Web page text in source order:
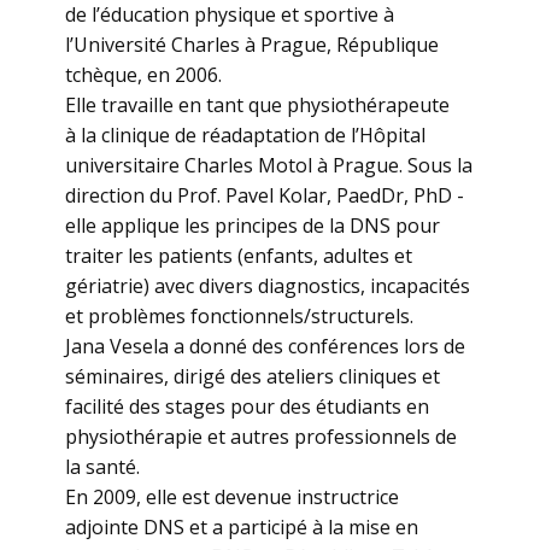
de l’éducation physique et sportive à
l’Université Charles à Prague, République
tchèque, en 2006.
Elle travaille en tant que physiothérapeute
à la clinique de réadaptation de l’Hôpital
universitaire Charles Motol à Prague. Sous la
direction du Prof. Pavel Kolar, PaedDr, PhD -
elle applique les principes de la DNS pour
traiter les patients (enfants, adultes et
gériatrie) avec divers diagnostics, incapacités
et problèmes fonctionnels/structurels.
Jana Vesela a donné des conférences lors de
séminaires, dirigé des ateliers cliniques et
facilité des stages pour des étudiants en
physiothérapie et autres professionnels de
la santé.
En 2009, elle est devenue instructrice
adjointe DNS et a participé à la mise en